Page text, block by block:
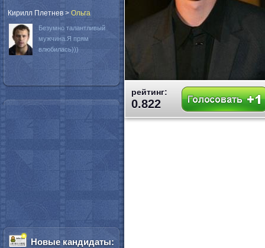
рейтинг:
0.822
Кирилл Плетнев > Oльга
Безумно талантливый
мужчина.Я прям
влюбилась)))
Новые кандидаты: